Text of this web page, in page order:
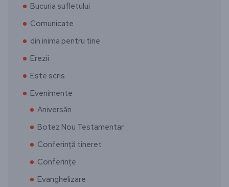
Bucuria sufletului
Comunicate
din inima pentru tine
Erezii
Este scris
Evenimente
Aniversări
Botez Nou Testamentar
Conferință tineret
Conferințe
Evanghelizare